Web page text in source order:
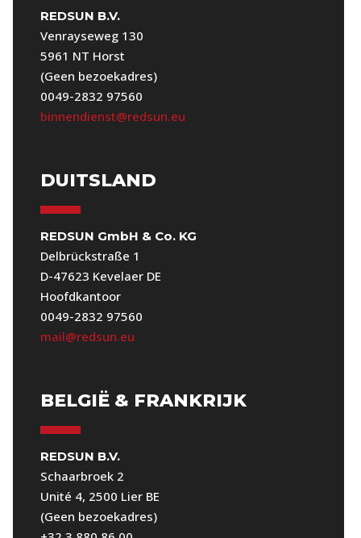
REDSUN B.V.
Venrayseweg 130
5961 NT Horst
(Geen bezoekadres)
0049-2832 97560
binnendienst@redsun.eu
DUITSLAND
REDSUN GmbH & Co. KG
Delbrückstraße 1
D-47623 Kevelaer DE
Hoofdkantoor
0049-2832 97560
mail@redsun.eu
BELGIË & FRANKRIJK
REDSUN B.V.
Schaarbroek 2
Unité 4, 2500 Lier BE
(Geen bezoekadres)